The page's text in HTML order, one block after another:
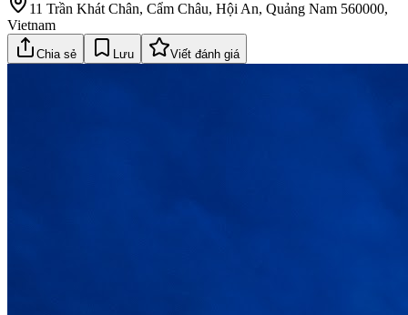
11 Trần Khát Chân, Cẩm Châu, Hội An, Quảng Nam 560000,
Vietnam
Chia sẻ Lưu Viết đánh giá